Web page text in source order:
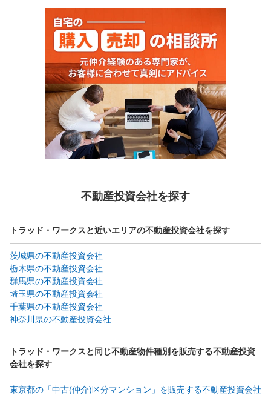
不動産投資会社を探す
トラッド・ワークスと近いエリアの不動産投資会社を探す
茨城県の不動産投資会社
栃木県の不動産投資会社
群馬県の不動産投資会社
埼玉県の不動産投資会社
千葉県の不動産投資会社
神奈川県の不動産投資会社
トラッド・ワークスと同じ不動産物件種別を販売する不動産投資
会社を探す
東京都の「中古(仲介)区分マンション」を販売する不動産投資会社